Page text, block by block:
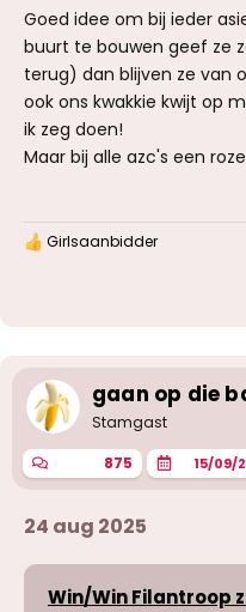
aan onze
Goed idee om bij ieder
buurt te bouwen geef ze
terug) dan blijven ze van
ook ons kwakkie kwijt op
ik zeg doen!
Maar bij alle azc's een
W
n
g
n
:
Girlsaanbidder
gaan op die
Stamgast
875 15/09/
24 aug 2025
Win/Win Filantroop